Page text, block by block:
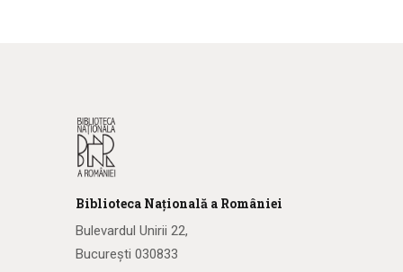
Biblioteca Națională a României
Bulevardul Unirii 22,
București 030833